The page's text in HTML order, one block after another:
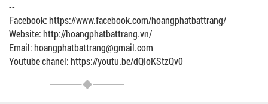
--
Facebook: https://www.facebook.com/hoangphatbattrang/
Website: http://hoangphatbattrang.vn/
Email: hoangphatbattrang@gmail.com
Youtube chanel: https://youtu.be/dQIoKStzQv0